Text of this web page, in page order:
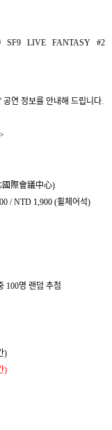
SF9 LIVE FANTASY #2
공연 정보를 안내해 드립니다
國際會議中心)
/ NTD 1,900 (휠체어석)
100명 랜덤 추첨
)
)